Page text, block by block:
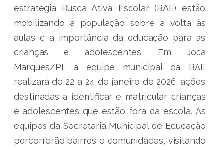
estratégia Busca Ativa Escolar (BAE) estão
mobilizando a população sobre a volta às
aulas e a importância da educação para as
crianças e adolescentes. Em Joca
Marques/PI, a equipe municipal da BAE
realizará de 22 a 24 de janeiro de 2026, ações
destinadas a identificar e matricular crianças
e adolescentes que estão fora da escola. As
equipes da Secretaria Municipal de Educação
percorrerão bairros e comunidades, visitando